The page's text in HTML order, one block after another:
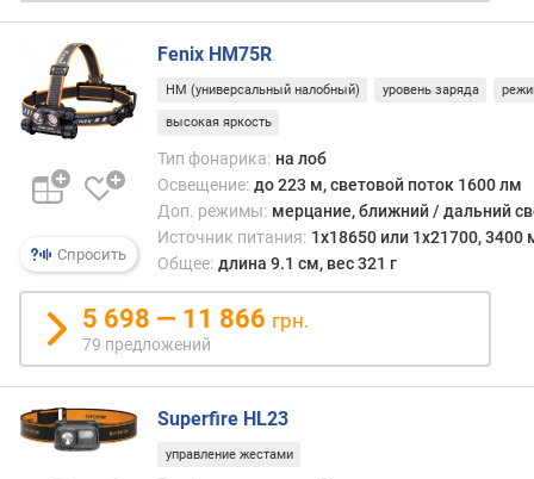
в
о
й
п
о
т
о
к
л
м
)
д
а
ь
н
Спросить
Fenix HM75R
HM (универсальный налобный) уровень заряда
высокая яркость
Тип фонарика: на лоб
Освещение: до 223 м, световой поток 1600 лм
Доп. режимы: мерцание, ближний / дальний
Источник питания: 1х18650 или 1х21700, 3400
Общее: длина 9.1 см, вес 321 г
5 698 — 11 866 грн.
79 предложений
Superfire HL23
управление жестами